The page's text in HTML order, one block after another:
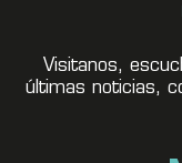
Visitanos,
últimas noticias,